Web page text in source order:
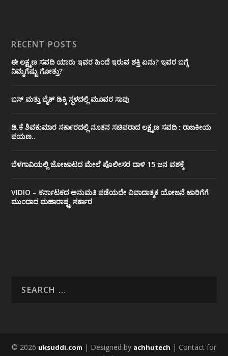
RECENT POSTS
ಈ ಲಕ್ಷ್ಮಣ ಸವದಿ ಯಾರು ಇವರ ಹಿಂದೆ ಇರುವ ಶಕ್ತಿ ಏನು? ಇವರ ಬಗ್ಗೆ
ನಿಮ್ಮಗೆಷ್ಟು ಗೋತ್ತು?
ಬಸ್ ಮತ್ತು ಬೈಕ್ ಡಿಕ್ಕಿ ಸ್ಥಳದಲ್ಲಿ ಮೂವರ ಸಾವು
ಡಿ.ಕೆ ಶಿವಕುಮಾರ ಸರ್ಕಾರದಲ್ಲಿ ನೂತನ ಸಚಿವರಾದ ಲಕ್ಷ್ಮಣ ಸವದಿ : ರಾಜಕೀಯ
ಪಯಣ..
ಬೆಳಗಾವಿಯಲ್ಲಿ ಜೋಜಾಟದ ಮೇಲೆ ಪೊಲೀಸರ ದಾಳಿ 15 ಜನ ವಶಕ್ಕೆ
VIDIO – ಕರ್ನಾಟಕದ ಅನುಮತಿ ಪಡೆಯದೇ ವಿವಾದಾತ್ಮಕ ಯೋಜನೆ ಜಾರಿಗೆಗೆ
ಮುಂದಾದ ಮಹಾರಾಷ್ಟ್ರ ಸರ್ಕಾರ
© 2026 uksuddi.com | Designed by achhutech | Contact for